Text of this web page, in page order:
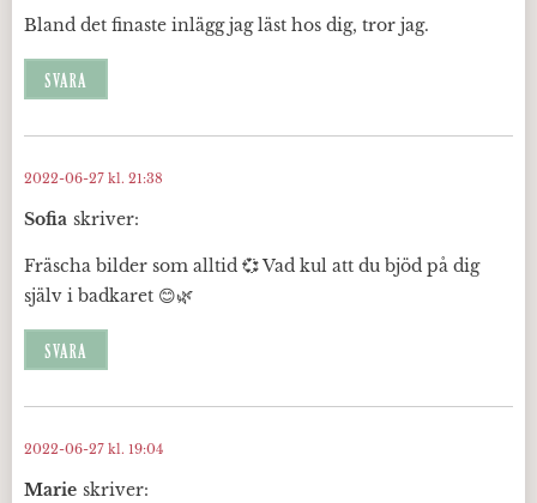
Bland det finaste inlägg jag läst hos dig, tror jag.
SVARA
Sofia skriver:
2022-06-27 kl. 21:38
Fräscha bilder som alltid 💞 Vad kul att du bjöd på dig
själv i badkaret 😊🌿
SVARA
Marie skriver:
2022-06-27 kl. 19:04